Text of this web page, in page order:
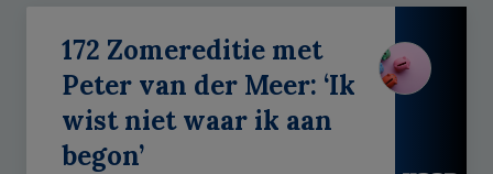
172 Zomereditie met
Peter van der Meer: ‘Ik
wist niet waar ik aan
begon’